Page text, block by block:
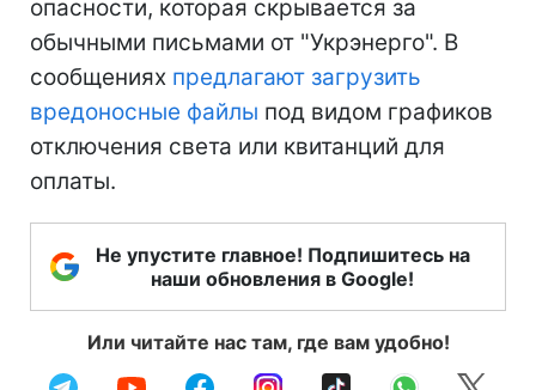
опасности, которая скрывается за
обычными письмами от "Укрэнерго". В
сообщениях предлагают загрузить
вредоносные файлы под видом графиков
отключения света или квитанций для
оплаты.
Не упустите главное! Подпишитесь на
наши обновления в Google!
Или читайте нас там, где вам удобно!